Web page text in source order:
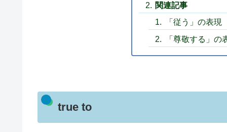
関連記事
「従う」の表現
「尊敬する」の
true to